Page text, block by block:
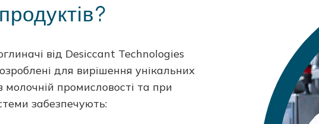
від Desiccant Technologies
для вирішення унікальних
молочній промисловості та при
забезпечують: